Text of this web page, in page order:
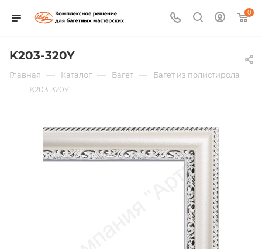
0
K203-320Y
Главная — Каталог — Багет — Багет из полистирола
— K203-320Y